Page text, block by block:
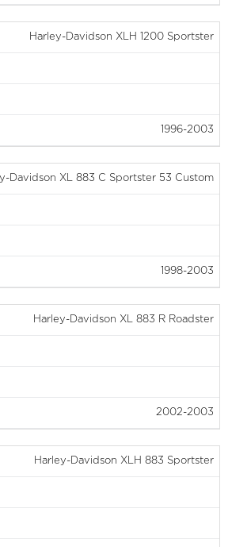
Harley-Davidson XLH 1200 Sportster
1996-2003
Davidson XL 883 C Sportster 53 Custom
1998-2003
Harley-Davidson XL 883 R Roadster
2002-2003
Harley-Davidson XLH 883 Sportster